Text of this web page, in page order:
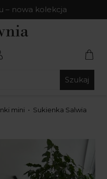
– nowa kolekcja
Szukaj
mini
Sukienka Salwia